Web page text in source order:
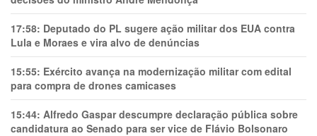
17:58: Deputado do PL sugere ação militar dos EUA contra
Lula e Moraes e vira alvo de denúncias
15:55: Exército avança na modernização militar com edital
para compra de drones camicases
15:44: Alfredo Gaspar descumpre declaração pública sobre
candidatura ao Senado para ser vice de Flávio Bolsonaro